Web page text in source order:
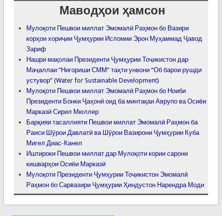
Маводҳои ҳамсон
Мулоқоти Пешвои миллат Эмомалӣ Раҳмон бо Вазири
корҳои хориҷии Ҷумҳурии Исломии Эрон Муҳаммад Ҷавод
Зариф
Нашри мақолаи Президенти Ҷумҳурии Тоҷикистон дар
Маҷаллаи “Нигориши СММ” таҳти унвони “Об барои рушди
устувор” (Water for Sustainable Development)
Мулоқоти Пешвои миллат Эмомалӣ Раҳмон бо Ноиби
Президенти Бонки Ҷаҳонӣ оид ба минтақаи Аврупо ва Осиёи
Марказӣ Сирил Мюллер
Барқияи тасаллияти Пешвои миллат Эмомалӣ Раҳмон ба
Раиси Шӯрои Давлатӣ ва Шӯрои Вазирони Ҷумҳурии Куба
Мигел Диас-Канел
Иштироки Пешвои миллат дар Мулоқоти кории сарони
кишварҳои Осиёи Марказӣ
Мулоқоти Президенти Ҷумҳурии Тоҷикистон Эмомалӣ
Раҳмон бо Сарвазири Ҷумҳурии Ҳиндустон Нарендра Моди